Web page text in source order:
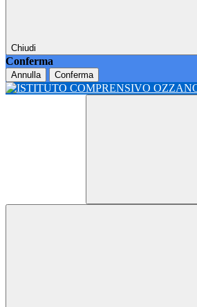
Chiudi
Conferma
Annulla Conferma